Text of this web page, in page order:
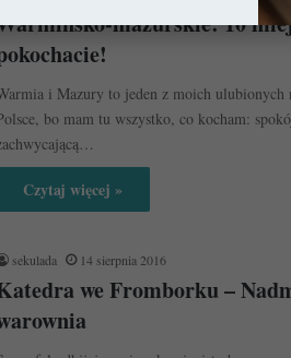
mazurskie: 10
i Mazury to jeden z moich ulubionych
bo mam tu wszystko, co kocham:
Czytaj więcej »
sekulada 14 sierpnia 2016
we Fromborku –